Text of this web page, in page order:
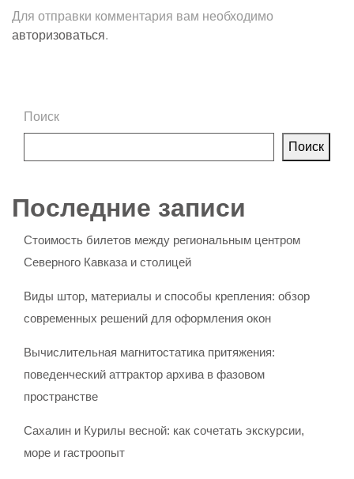
Для отправки комментария вам необходимо
авторизоваться.
Поиск
Поиск
Последние записи
Стоимость билетов между региональным центром
Северного Кавказа и столицей
Виды штор, материалы и способы крепления: обзор
современных решений для оформления окон
Вычислительная магнитостатика притяжения:
поведенческий аттрактор архива в фазовом
пространстве
Сахалин и Курилы весной: как сочетать экскурсии,
море и гастроопыт